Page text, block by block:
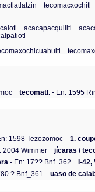
tecomacxochitl
acacapacquilitl
tecomatl. - En: 1595
1598 Tezozomoc
1.
2004 Wimmer jícaras /
- En: 17?? Bnf_362 I-42,
? Bnf_361 uaso de